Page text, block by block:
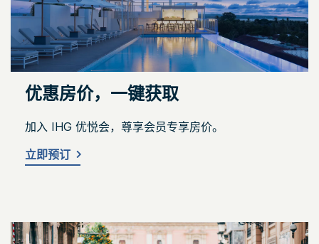
优惠房价，一键获取
加入 IHG 优悦会，尊享会员专享房价。
立即预订